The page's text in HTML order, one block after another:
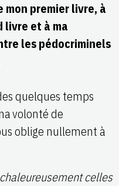
mon premier livre, à
livre et à ma
les pédocriminels
quelques temps
volonté de
oblige nullement à
celles